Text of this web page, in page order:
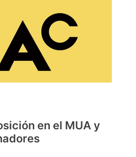
en el MUA y